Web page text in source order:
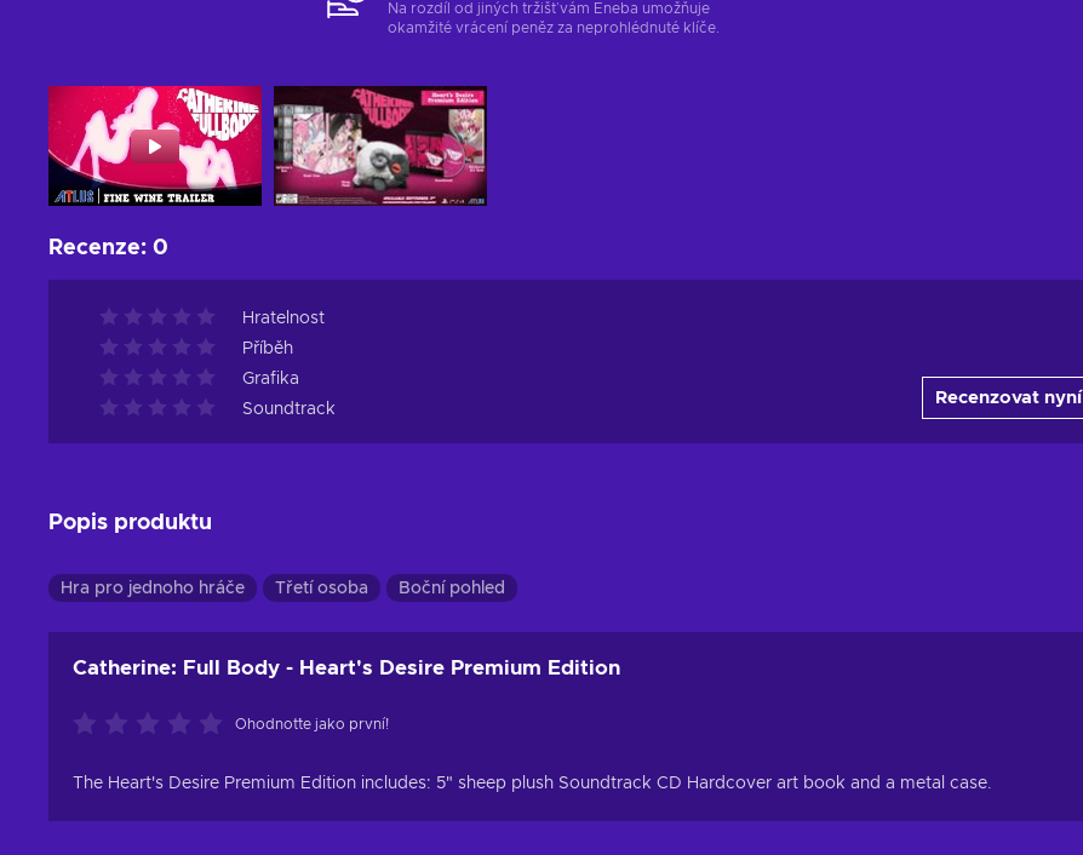
Na rozdíl od jiných tržišť vám Eneba umožňuje
okamžité vrácení peněz za neprohlédnuté klíče.
Recenze: 0
Hratelnost
Příběh
Grafika
Soundtrack
Recenzovat nyní
Popis produktu
Hra pro jednoho hráče Třetí osoba Boční pohled
Catherine: Full Body - Heart's Desire Premium Edition
Ohodnoťte jako první!
The Heart's Desire Premium Edition includes: 5" sheep plush Soundtrack CD Hardcover art book and a metal case.